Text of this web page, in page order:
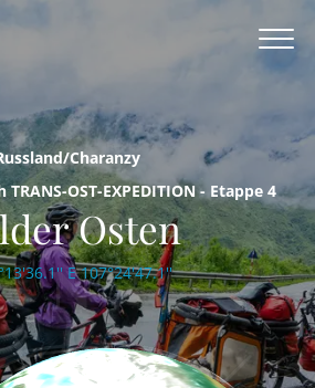
Charanzy
OST-EXPEDITION - Etappe 4
Osten
E 107°24'47.1''